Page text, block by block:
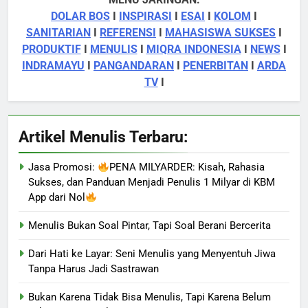
DOLAR BOS
INSPIRASI ESAI KOLOM
SANITARIAN
REFERENSI MAHASISWA SUKSES
PRODUKTIFI MENULISI MIQRA INDONESIAI NEWSI
INDRAMAYU
PANGANDARAN PENERBITAN
ARDA
TVI
Artikel Menulis Terbaru:
Jasa Promosi:
PENA MILYARDER: Kisah, Rahasia
Sukses, dan Panduan Menjadi Penulis 1 Milyar di KBM
App dari Nol
Menulis Bukan Soal Pintar, Tapi Soal Berani Bercerita
Dari Hati ke Layar: Seni Menulis yang Menyentuh Jiwa
Tanpa Harus Jadi Sastrawan
Bukan Karena Tidak Bisa Menulis, Tapi Karena Belum